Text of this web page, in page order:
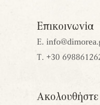
Επικοινωνία
Ε.
Τ. +30